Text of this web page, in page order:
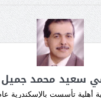
سعيد محمد جميل